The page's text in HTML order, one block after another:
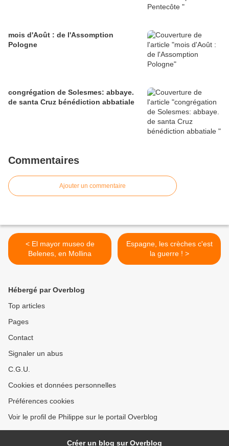
mois d'Août : de l'Assomption
Pologne
congrégation de Solesmes: abbaye.
de santa Cruz bénédiction abbatiale
Commentaires
Ajouter un commentaire
< El mayor museo de
Belenes, en Mollina
Espagne, les crèches c'est
la guerre ! >
Hébergé par Overblog
Top articles
Pages
Contact
Signaler un abus
C.G.U.
Cookies et données personnelles
Préférences cookies
Voir le profil de Philippe sur le portail Overblog
Créer un blog sur Overblog